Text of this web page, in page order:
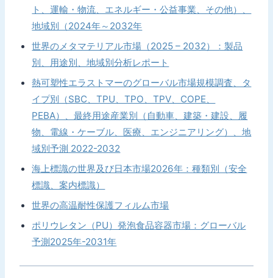
ト、運輸・物流、エネルギー・公益事業、その他）、
地域別（2024年～2032年
世界のメタマテリアル市場（2025 – 2032）：製品
別、用途別、地域別分析レポート
熱可塑性エラストマーのグローバル市場規模調査、タ
イプ別（SBC、TPU、TPO、TPV、COPE、
PEBA）、最終用途産業別（自動車、建築・建設、履
物、電線・ケーブル、医療、エンジニアリング）、地
域別予測 2022-2032
海上標識の世界及び日本市場2026年：種類別（安全
標識、案内標識）
世界の高温耐性保護フィルム市場
ポリウレタン（PU）発泡食品容器市場：グローバル
予測2025年-2031年